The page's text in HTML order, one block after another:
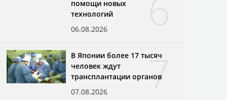
помощи новых
технологий
06.08.2026
7
В Японии более 17 тысяч
человек ждут
трансплантации органов
07.08.2026